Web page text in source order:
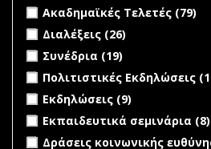
Apply Ακαδημαϊκές Τελετές filter
Ακαδημαϊκές Τελετές (79)
Apply Διαλέξεις filter
Διαλέξεις (26)
Apply Συνέδρια filter
Συνέδρια (19)
Apply Πολιτιστικές
Πολιτιστικές Εκδηλώσεις
Apply Εκδηλώσεις filter
Εκδηλώσεις (9)
Apply Εκπαιδευτικά σεμινάρια
Εκπαιδευτικά σεμινάρια (8)
Apply Δράσεις κοινωνικής
Δράσεις κοινωνικής